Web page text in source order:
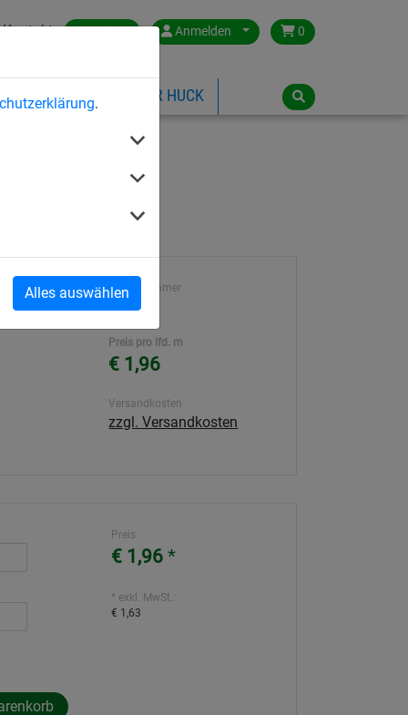
.
Alles auswählen
Kontakt Austria Anmelden 0
ÜBER HUCK
Artikelnummer
2102
Preis pro lfd. m
€ 1,96
Versandkosten
zzgl. Versandkosten
Preis
€ 1,96 *
* exkl. MwSt.:
€ 1,63